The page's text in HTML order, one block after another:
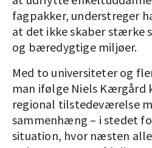
fagpakker, understreger
at det ikke skaber stærke
og bæredygtige miljøer.
Med to universiteter og
man ifølge Niels Kærgård
regional tilstedeværelse
sammenhæng – i stedet
situation, hvor næsten